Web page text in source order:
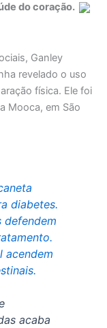
do coração.
Ganley
revelado o uso
física. Ele foi
Mooca, em São
diabetes.
defendem
acendem
acaba